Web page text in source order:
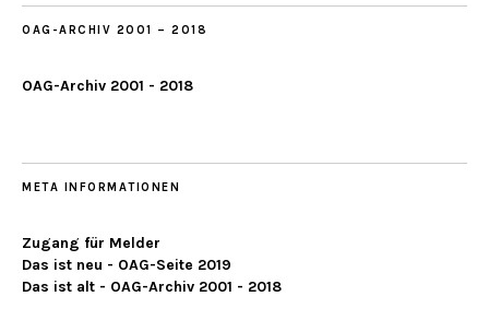
OAG-ARCHIV 2001 – 2018
OAG-Archiv 2001 - 2018
META INFORMATIONEN
Zugang für Melder
Das ist neu - OAG-Seite 2019
Das ist alt - OAG-Archiv 2001 - 2018